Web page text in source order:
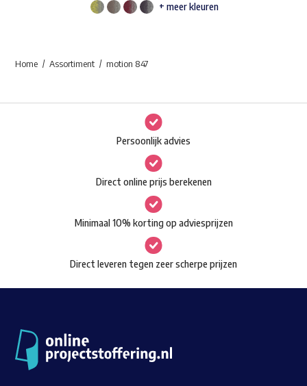
Waar ben je naar op zoek?
Dit
Deze
optie
kan
gekozen
worden
op
de
productpagina
+ meer kleuren
Home Assortiment motion 847
Persoonlijk advies
Direct online prijs berekenen
Minimaal 10% korting op adviesprijzen
Direct leveren tegen zeer scherpe prijzen